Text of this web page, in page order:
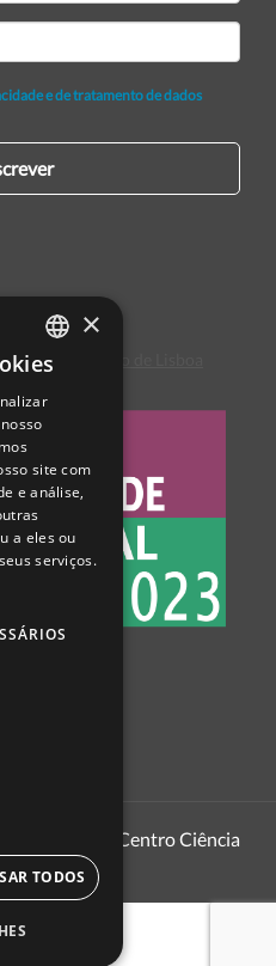
e de tratamento de dados
de Consumo de Lisboa
| Centro Ciência
PORTUGUESE
ENGLISH
SPANISH
×
site com
e análise,
a eles ou
serviços.
TODOS